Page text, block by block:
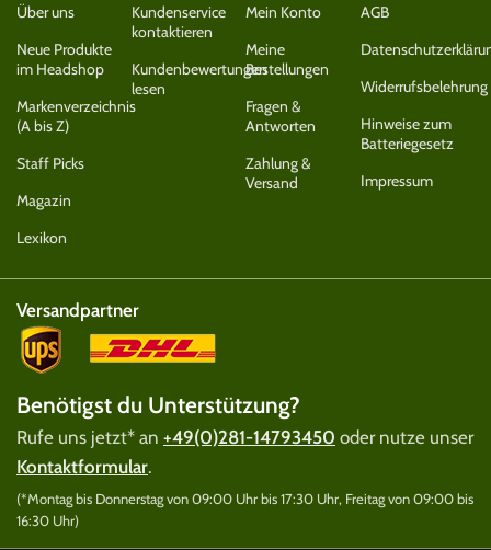
Über uns
Neue Produkte
im Headshop
Markenverzeichnis
(A bis Z)
Staff Picks
Magazin
Lexikon
Kundenservice
kontaktieren
Kundenbewertungen
lesen
Mein Konto
Meine
Bestellungen
Fragen &
Antworten
Zahlung &
Versand
AGB
Widerrufsbelehrung
Hinweise zum
Batteriegesetz
Impressum
Versandpartner
Benötigst du Unterstützung?
Rufe uns jetzt* an +49(0)281-14793450 oder nutze unser
Kontaktformular.
(*Montag bis Donnerstag von 09:00 Uhr bis 17:30 Uhr, Freitag von 09:00 bis
16:30 Uhr)